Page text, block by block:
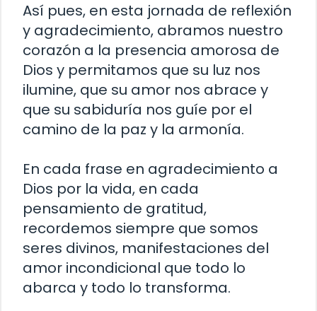
Así pues, en esta jornada de reflexión
y agradecimiento, abramos nuestro
corazón a la presencia amorosa de
Dios y permitamos que su luz nos
ilumine, que su amor nos abrace y
que su sabiduría nos guíe por el
camino de la paz y la armonía.
En cada frase en agradecimiento a
Dios por la vida, en cada
pensamiento de gratitud,
recordemos siempre que somos
seres divinos, manifestaciones del
amor incondicional que todo lo
abarca y todo lo transforma.